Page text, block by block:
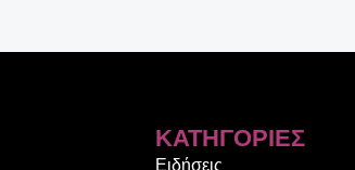
ΚΑΤΗΓΟΡΊΕΣ